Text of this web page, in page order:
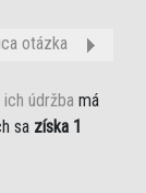
otázka
údržba má
sa získa 1